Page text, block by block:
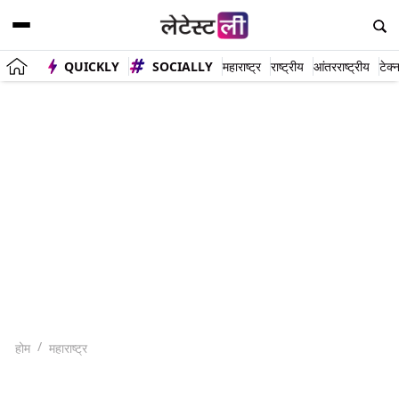
QUICKLY SOCIALLY महाराष्ट्र राष्ट्रीय आंतरराष्ट्रीय
होम महाराष्ट्र